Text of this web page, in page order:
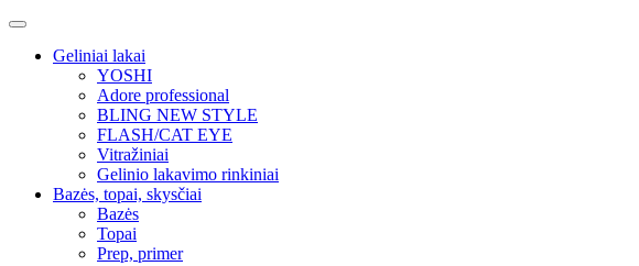
Geliniai lakai
YOSHI
Adore professional
BLING NEW STYLE
FLASH/CAT EYE
Vitražiniai
Gelinio lakavimo rinkiniai
Bazės, topai, skysčiai
Bazės
Topai
Prep, primer